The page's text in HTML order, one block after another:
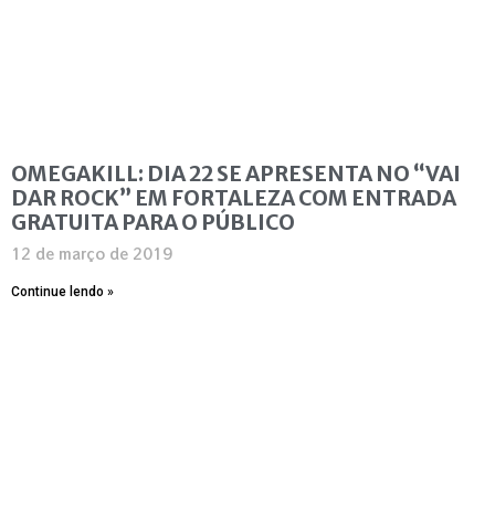
OMEGAKILL: DIA 22 SE APRESENTA NO “VAI
DAR ROCK” EM FORTALEZA COM ENTRADA
GRATUITA PARA O PÚBLICO
12 de março de 2019
Continue lendo »